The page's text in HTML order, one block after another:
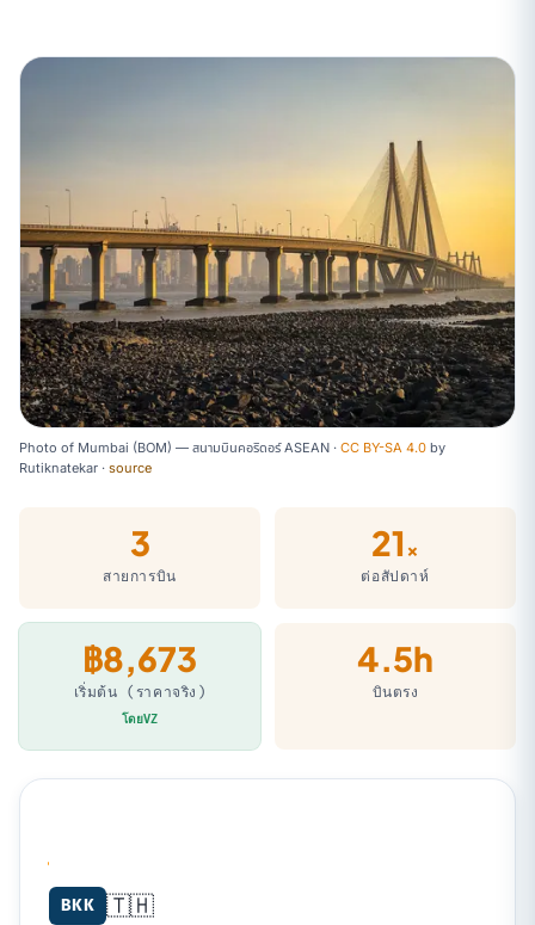
Photo of Mumbai (BOM) — สนามบินคอริดอร์ ASEAN · CC BY-SA 4.0 by
Rutiknatekar · source
3
สายการบิน
21×
ต่อสัปดาห์
฿8,673
เริ่มต้น (ราคาจริง)
โดยVZ
4.5h
บินตรง
Bangkok (BKK) → Mumbai (BOM)
BKK 🇹🇭